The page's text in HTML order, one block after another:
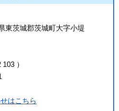
東茨城郡茨城町大字小堤
103 ）
はこちら